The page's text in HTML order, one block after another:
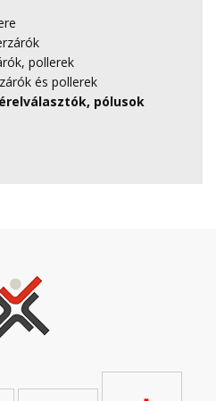
pollerek
és pollerek
pólusok